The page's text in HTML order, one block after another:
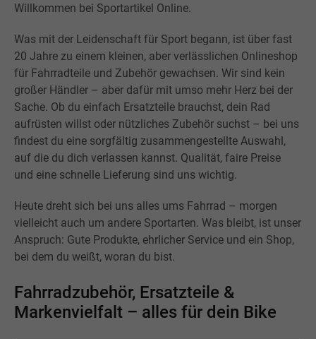
Willkommen bei Sportartikel Online.
Was mit der Leidenschaft für Sport begann, ist über fast
20 Jahre zu einem kleinen, aber verlässlichen Onlineshop
für Fahrradteile und Zubehör gewachsen. Wir sind kein
großer Händler – aber dafür mit umso mehr Herz bei der
Sache. Ob du einfach Ersatzteile brauchst, dein Rad
aufrüsten willst oder nützliches Zubehör suchst – bei uns
findest du eine sorgfältig zusammengestellte Auswahl,
auf die du dich verlassen kannst. Qualität, faire Preise
und eine schnelle Lieferung sind uns wichtig.
Heute dreht sich bei uns alles ums Fahrrad – morgen
vielleicht auch um andere Sportarten. Was bleibt, ist unser
Anspruch: Gute Produkte, ehrlicher Service und ein Shop,
bei dem du weißt, woran du bist.
Fahrradzubehör, Ersatzteile &
Markenvielfalt – alles für dein Bike